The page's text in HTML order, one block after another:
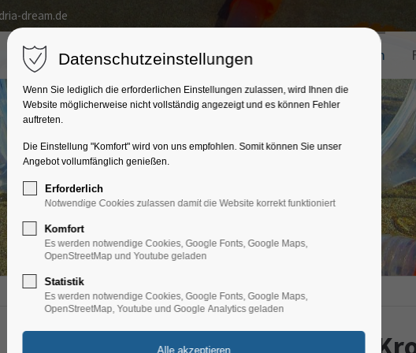
dream.de
Home Kroatien Trainingslager Gruppenprogramm
Adria-dream
Datenschutzeinstellungen
Wenn Sie lediglich die erforderlichen Einstellungen zulassen, wird Ihnen die
Website möglicherweise nicht vollständig angezeigt und es können Fehler
auftreten.
Die Einstellung "Komfort" wird von uns empfohlen. Somit können Sie unser
Angebot vollumfänglich genießen.
Erforderlich
Notwendige Cookies zulassen damit die Website korrekt funktioniert
Komfort
Es werden notwendige Cookies, Google Fonts, Google Maps,
OpenStreetMap und Youtube geladen
Statistik
Es werden notwendige Cookies, Google Fonts, Google Maps,
OpenStreetMap, Youtube und Google Analytics geladen